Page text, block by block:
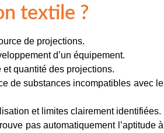
textile ?
de projections.
d’un équipement.
quantité des projections.
de substances incompatibles avec le
et limites clairement identifiées.
pas automatiquement l’aptitude à